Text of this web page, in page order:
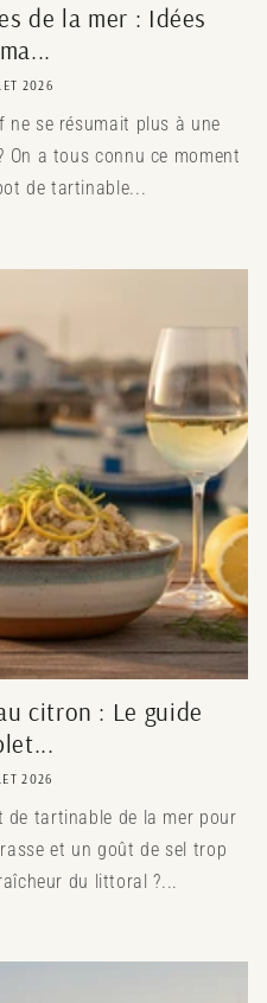
de la mer : Idées
2026
se résumait plus à une
On a tous connu ce moment
de tartinable...
citron : Le guide
2026
de tartinable de la mer pour
et un goût de sel trop
du littoral ?...